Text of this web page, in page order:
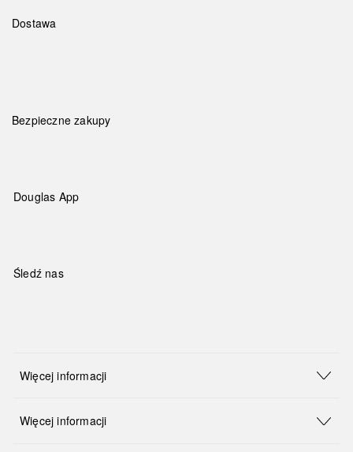
Dostawa
Bezpieczne zakupy
Douglas App
Śledź nas
Więcej informacji
Więcej informacji